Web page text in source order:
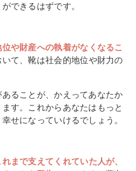
できるはずです。
や財産への執着がなくなるこ
て、靴は社会的地位や財力の
ることが、かえってあなたか
す。これからあなたはもっと
せになっていけるでしょう。
まで支えてくれていた人が、